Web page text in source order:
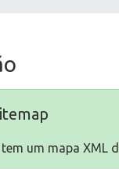
um mapa XML